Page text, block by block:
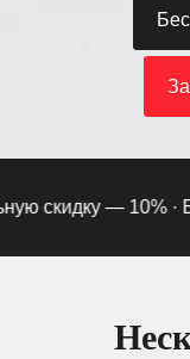
скидку — 10% ·